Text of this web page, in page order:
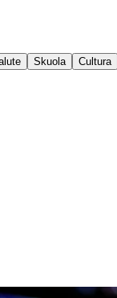
Skuola Cultura